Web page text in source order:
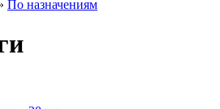
По назначениям